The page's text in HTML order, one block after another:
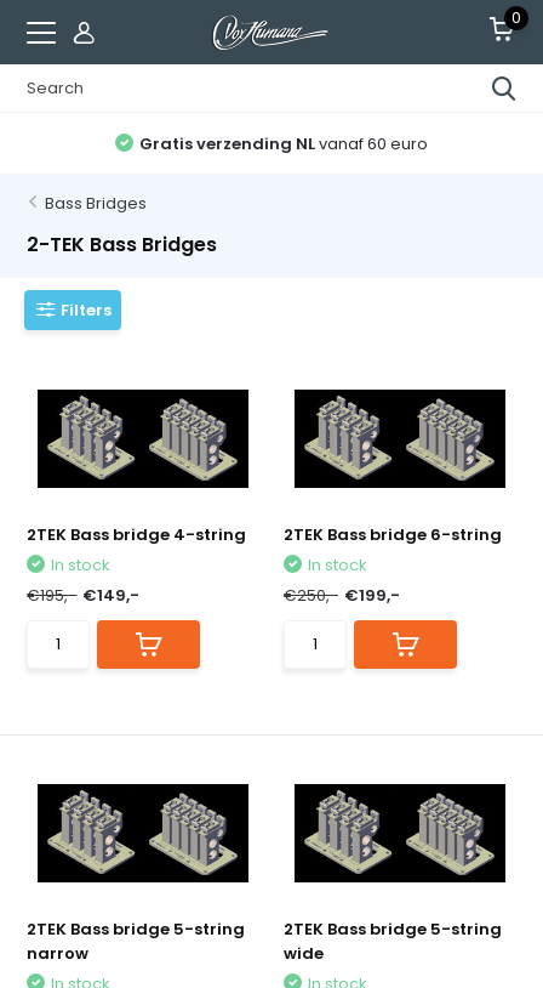
0
Gratis verzending NLvanaf 60 euro
Bass Bridges
2-TEK Bass Bridges
Filters
2TEK Bass bridge 4-string
In stock
€195,- €149,-
2TEK Bass bridge 6-string
In stock
€250,- €199,-
2TEK Bass bridge 5-string
narrow
2TEK Bass bridge 5-string
wide